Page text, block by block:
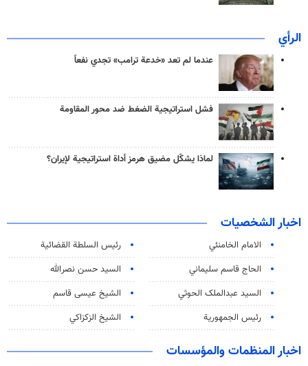
الرأي
عندما لم تعد «خدعة ترامب» تجدي نفعاً
فشل استراتيجية الضغط ضد محور المقاومة
لماذا يشكّل مضيق هرمز أداة استراتيجية لإيران؟
اخبار الشخصيات
الامام الخامنئي
رئیس السلطة القضائیة
الحاج قاسم سليماني
السيد حسن نصرالله
السید عبدالملک الحوثي
الشيخ عيسى قاسم
رئيس الجمهورية
الشيخ الزكزاكي
اخبار المنظمات والمؤسسات